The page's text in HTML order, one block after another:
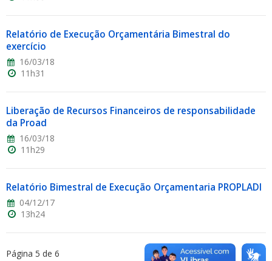
Relatório de Execução Orçamentária Bimestral do
exercício
16/03/18
11h31
Liberação de Recursos Financeiros de responsabilidade
da Proad
16/03/18
11h29
Relatório Bimestral de Execução Orçamentaria PROPLADI
04/12/17
13h24
Página 5 de 6